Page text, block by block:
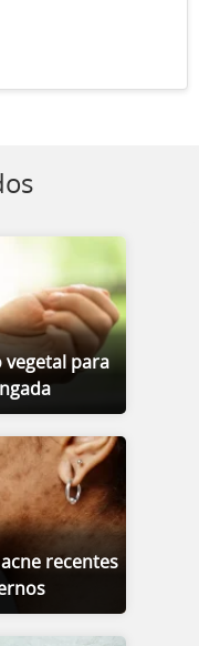
vegetal para
recentes